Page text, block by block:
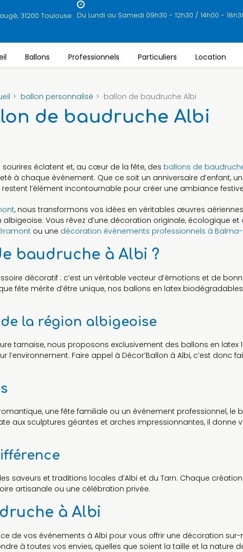
31200 Toulouse Du Lundi au Samedi 09h30 - 12h30 / 14h00 -
Ballons Professionnels Particuliers Location
ballon personnalisé ballon de baudruche Albi
de baudruche Albi
sourires éclatent et, au cœur de la fête, des ballons de
à chaque événement. Que ce soit un anniversaire d’enfant,
l’élément incontournable pour créer une ambiance
, nous transformons vos idées en véritables œuvres
Vous rêvez d’une décoration originale, écologique
ou une décoration événements professionnels à
baudruche à Albi ?
décoratif : c’est un véritable vecteur d’émotions et de
fête mérite d’être unique, nos ballons en latex
la région albigeoise
tarnaise, nous proposons exclusivement des ballons en latex
Faire appel à Décor’Ballon à Albi, c’est donc
une fête familiale ou un événement professionnel, le
aux sculptures géantes et arches impressionnantes, il donne
saveurs et traditions locales d’Albi et du Tarn. Chaque
artisanale ou une célébration privée.
à Albi
de vos événements à Albi pour vous offrir une décoration sur-
à toutes vos envies, quelles que soient la taille et la nature